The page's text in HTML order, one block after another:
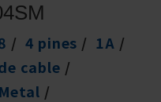
4 pines
1A
cable
Metal